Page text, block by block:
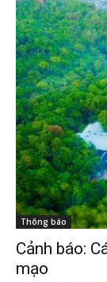
Thông báo
Cảnh báo:
mạo